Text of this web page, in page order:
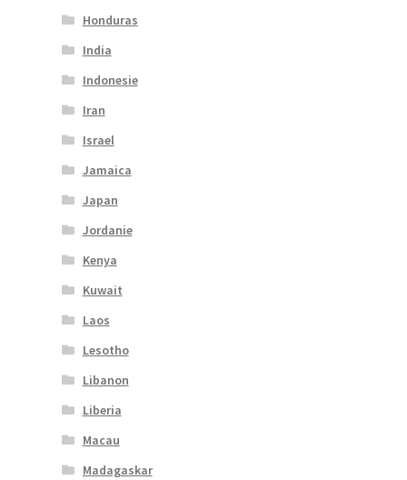
Honduras
India
Indonesie
Iran
Israel
Jamaica
Japan
Jordanie
Kenya
Kuwait
Laos
Lesotho
Libanon
Liberia
Macau
Madagaskar